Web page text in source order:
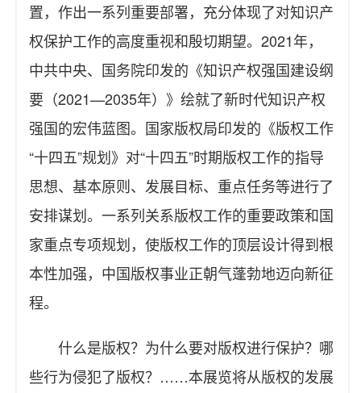
置，作出一系列重要部署，充分体现了对知识产
权保护工作的高度重视和殷切期望。2021年，
中共中央、国务院印发的《知识产权强国建设纲
要（2021—2035年）》绘就了新时代知识产权
强国的宏伟蓝图。国家版权局印发的《版权工作
“十四五”规划》对“十四五”时期版权工作的指导
思想、基本原则、发展目标、重点任务等进行了
安排谋划。一系列关系版权工作的重要政策和国
家重点专项规划，使版权工作的顶层设计得到根
本性加强，中国版权事业正朝气蓬勃地迈向新征
程。
什么是版权？为什么要对版权进行保护？哪
些行为侵犯了版权？……本展览将从版权的发展